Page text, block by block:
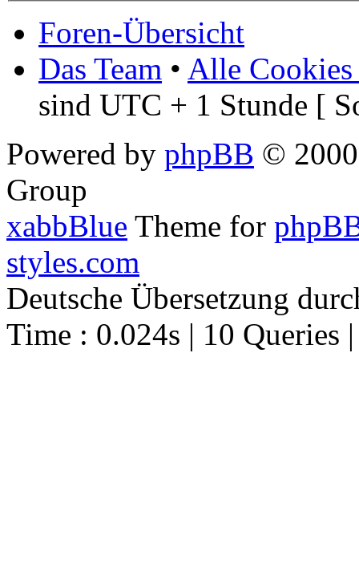
Foren-Übersicht
Das Team • Alle Cookies
sind UTC + 1 Stunde [
Powered by phpBB ©
Group
xabbBlue Theme for
styles.com
Deutsche Übersetzung
Time : 0.024s | 10 Queries